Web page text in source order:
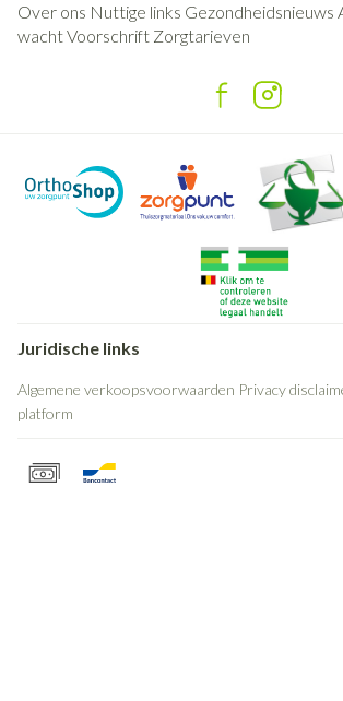
Over ons Nuttige links Gezondheidsnieuws
wachtVoorschrift Zorgtarieven
Juridische links
Algemene verkoopsvoorwaarden Privacy
platform